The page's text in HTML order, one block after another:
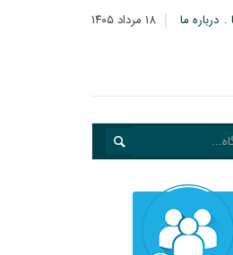
۱۸ مرداد ۱۴۰۵ درباره ما